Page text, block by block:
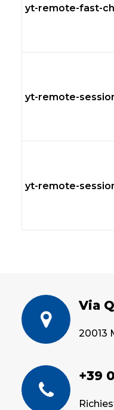
yt-remote-fast-
yt-remote-
yt-remote-
Via
20013
+39